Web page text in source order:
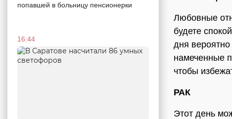
попавшей в больницу пенсионерки
16:44
Любовные
будете
дня вероятно
намеченные
чтобы
РАК
Этот день